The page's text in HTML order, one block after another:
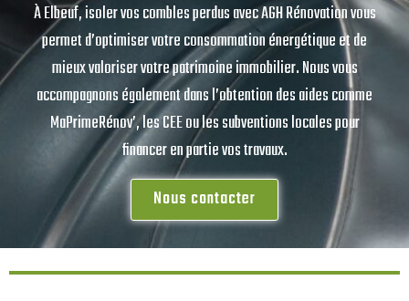
À Elbeuf, isoler vos combles perdus avec AGH Rénovation vous
permet d’optimiser votre consommation énergétique et de
mieux valoriser votre patrimoine immobilier. Nous vous
accompagnons également dans l’obtention des aides comme
MaPrimeRénov’, les CEE ou les subventions locales pour
financer en partie vos travaux.
Nous contacter